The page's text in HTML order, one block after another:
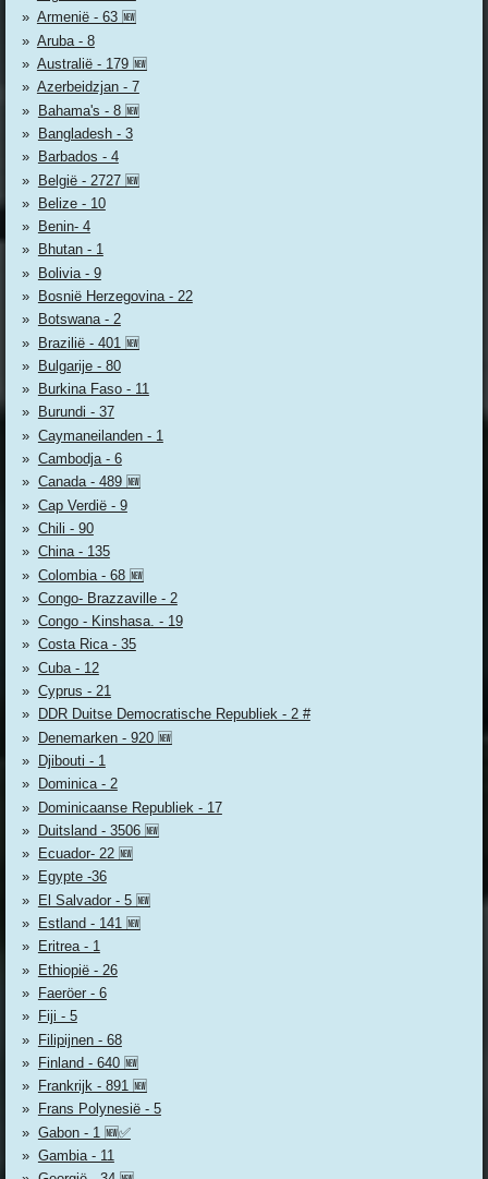
Armenië - 63 🆕
Aruba - 8
Australië - 179 🆕
Azerbeidzjan - 7
Bahama's - 8 🆕
Bangladesh - 3
Barbados - 4
België - 2727 🆕
Belize - 10
Benin- 4
Bhutan - 1
Bolivia - 9
Bosnië Herzegovina - 22
Botswana - 2
Brazilië - 401 🆕
Bulgarije - 80
Burkina Faso - 11
Burundi - 37
Caymaneilanden - 1
Cambodja - 6
Canada - 489 🆕
Cap Verdië - 9
Chili - 90
China - 135
Colombia - 68 🆕
Congo- Brazzaville - 2
Congo - Kinshasa. - 19
Costa Rica - 35
Cuba - 12
Cyprus - 21
DDR Duitse Democratische Republiek - 2 #
Denemarken - 920 🆕
Djibouti - 1
Dominica - 2
Dominicaanse Republiek - 17
Duitsland - 3506 🆕
Ecuador- 22 🆕
Egypte -36
El Salvador - 5 🆕
Estland - 141 🆕
Eritrea - 1
Ethiopië - 26
Faeröer - 6
Fiji - 5
Filipijnen - 68
Finland - 640 🆕
Frankrijk - 891 🆕
Frans Polynesië - 5
Gabon - 1 🆕✅
Gambia - 11